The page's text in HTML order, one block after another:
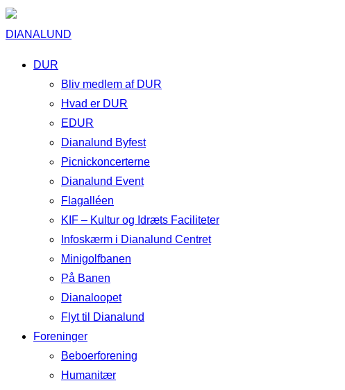
DIANALUND
DUR
Bliv medlem af DUR
Hvad er DUR
EDUR
Dianalund Byfest
Picnickoncerterne
Dianalund Event
Flagalléen
KIF – Kultur og Idræts Faciliteter
Infoskærm i Dianalund Centret
Minigolfbanen
På Banen
Dianaloopet
Flyt til Dianalund
Foreninger
Beboerforening
Humanitær